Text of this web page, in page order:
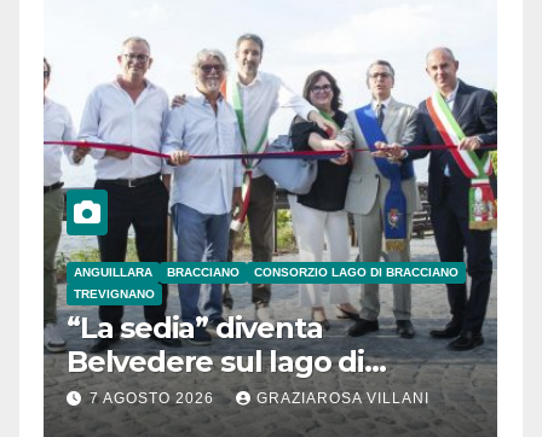
ANGUILLARA BRACCIANO
CONSORZIO LAGO DI BRACCIANO
TREVIGNANO
“La sedia” diventa
Belvedere sul lago di
Bracciano: ieri
l’inaugurazione
7 AGOSTO 2026 GRAZIAROSA VILLANI